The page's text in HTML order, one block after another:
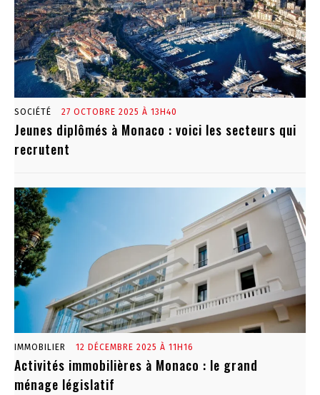
SOCIÉTÉ 27 OCTOBRE 2025 À 13H40
Jeunes diplômés à Monaco : voici les secteurs qui
recrutent
IMMOBILIER 12 DÉCEMBRE 2025 À 11H16
Activités immobilières à Monaco : le grand
ménage législatif